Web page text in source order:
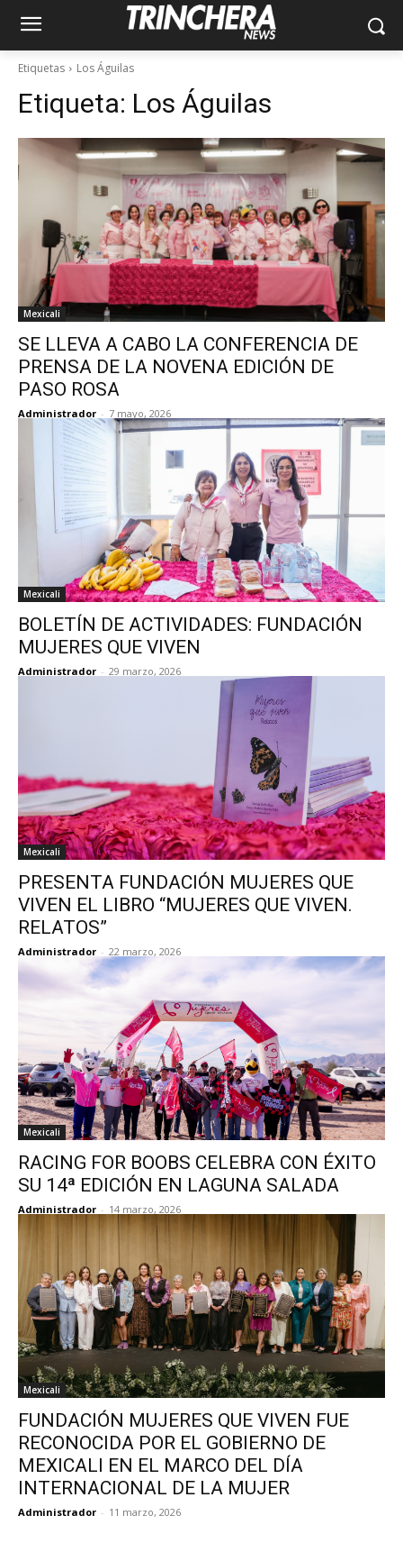
Etiquetas Los Águilas
Etiqueta: Los Águilas
Mexicali
SE LLEVA A CABO LA CONFERENCIA DE
PRENSA DE LA NOVENA EDICIÓN DE
PASO ROSA
Administrador - 7 mayo, 2026
Mexicali
BOLETÍN DE ACTIVIDADES: FUNDACIÓN
MUJERES QUE VIVEN
Administrador - 29 marzo, 2026
Mexicali
PRESENTA FUNDACIÓN MUJERES QUE
VIVEN EL LIBRO “MUJERES QUE VIVEN.
RELATOS”
Administrador - 22 marzo, 2026
Mexicali
RACING FOR BOOBS CELEBRA CON ÉXITO
SU 14ª EDICIÓN EN LAGUNA SALADA
Administrador - 14 marzo, 2026
Mexicali
FUNDACIÓN MUJERES QUE VIVEN FUE
RECONOCIDA POR EL GOBIERNO DE
MEXICALI EN EL MARCO DEL DÍA
INTERNACIONAL DE LA MUJER
Administrador - 11 marzo, 2026